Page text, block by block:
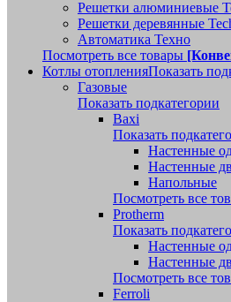
Решетки алюминиевые
Решетки деревянные
Автоматика Техно
Посмотреть все товары
Котлы отопленияПоказать
Газовые
Показать подкатегории
Baxi
Показать
Настенные
Настенные
Напольные
Посмотреть все
Protherm
Показать
Настенные
Настенные
Посмотреть все
Ferroli